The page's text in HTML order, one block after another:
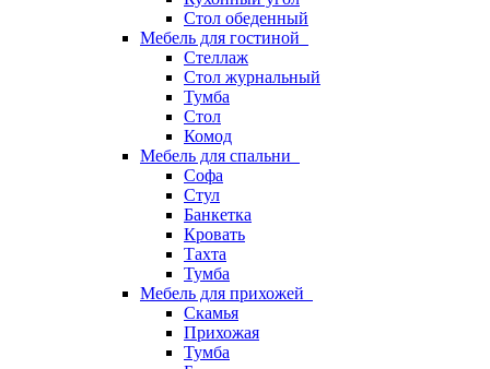
Стол обеденный
Мебель для гостиной
Стеллаж
Стол журнальный
Тумба
Стол
Комод
Мебель для спальни
Софа
Стул
Банкетка
Кровать
Тахта
Тумба
Мебель для прихожей
Скамья
Прихожая
Тумба